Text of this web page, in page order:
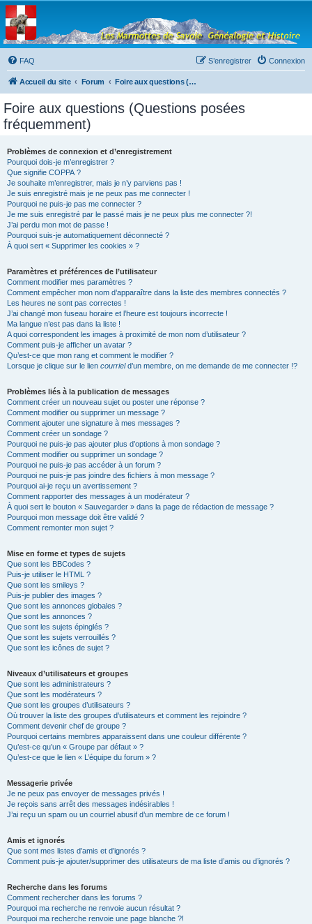
Les Marmottes de
Savoie
Forum d'entraide généalogique
FAQ
Connexion
S’enregistrer
Accueil du site Forum Foire aux questions (Questions posées fréquemment)
Foire aux questions (Questions posées
fréquemment)
Problèmes de connexion et d’enregistrement
Pourquoi dois-je m’enregistrer ?
Que signifie COPPA ?
Je souhaite m’enregistrer, mais je n’y parviens pas !
Je suis enregistré mais je ne peux pas me connecter !
Pourquoi ne puis-je pas me connecter ?
Je me suis enregistré par le passé mais je ne peux plus me connecter ?!
J’ai perdu mon mot de passe !
Pourquoi suis-je automatiquement déconnecté ?
À quoi sert « Supprimer les cookies » ?
Paramètres et préférences de l’utilisateur
Comment modifier mes paramètres ?
Comment empêcher mon nom d’apparaître dans la liste des membres connectés ?
Les heures ne sont pas correctes !
J’ai changé mon fuseau horaire et l’heure est toujours incorrecte !
Ma langue n’est pas dans la liste !
A quoi correspondent les images à proximité de mon nom d’utilisateur ?
Comment puis-je afficher un avatar ?
Qu’est-ce que mon rang et comment le modifier ?
Lorsque je clique sur le lien courrield’un membre, on me demande de me connecter !?
Problèmes liés à la publication de messages
Comment créer un nouveau sujet ou poster une réponse ?
Comment modifier ou supprimer un message ?
Comment ajouter une signature à mes messages ?
Comment créer un sondage ?
Pourquoi ne puis-je pas ajouter plus d’options à mon sondage ?
Comment modifier ou supprimer un sondage ?
Pourquoi ne puis-je pas accéder à un forum ?
Pourquoi ne puis-je pas joindre des fichiers à mon message ?
Pourquoi ai-je reçu un avertissement ?
Comment rapporter des messages à un modérateur ?
À quoi sert le bouton « Sauvegarder » dans la page de rédaction de message ?
Pourquoi mon message doit être validé ?
Comment remonter mon sujet ?
Mise en forme et types de sujets
Que sont les BBCodes ?
Puis-je utiliser le HTML ?
Que sont les smileys ?
Puis-je publier des images ?
Que sont les annonces globales ?
Que sont les annonces ?
Que sont les sujets épinglés ?
Que sont les sujets verrouillés ?
Que sont les icônes de sujet ?
Niveaux d’utilisateurs et groupes
Que sont les administrateurs ?
Que sont les modérateurs ?
Que sont les groupes d’utilisateurs ?
Où trouver la liste des groupes d’utilisateurs et comment les rejoindre ?
Comment devenir chef de groupe ?
Pourquoi certains membres apparaissent dans une couleur différente ?
Qu’est-ce qu’un « Groupe par défaut » ?
Qu’est-ce que le lien « L’équipe du forum » ?
Messagerie privée
Je ne peux pas envoyer de messages privés !
Je reçois sans arrêt des messages indésirables !
J’ai reçu un spam ou un courriel abusif d’un membre de ce forum !
Amis et ignorés
Que sont mes listes d’amis et d’ignorés ?
Comment puis-je ajouter/supprimer des utilisateurs de ma liste d’amis ou d’ignorés ?
Recherche dans les forums
Comment rechercher dans les forums ?
Pourquoi ma recherche ne renvoie aucun résultat ?
Pourquoi ma recherche renvoie une page blanche ?!